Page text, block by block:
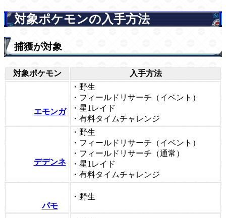
対象ポケモンの入手方法
捕獲が対象
対象ポケモン 入手方法
エモンガ
・野生
・フィールドリサーチ（イベント）
・星1レイド
・有料タイムチャレンジ
デデンネ
・野生
・フィールドリサーチ（イベント）
・フィールドリサーチ（通常）
・星1レイド
・有料タイムチャレンジ
パモ
・野生